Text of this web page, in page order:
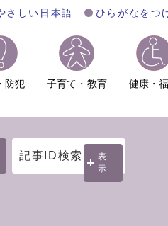
さしい日本語 ひらがなをつ
防犯 子育て・教育 健康・
記事ID検索
表
示